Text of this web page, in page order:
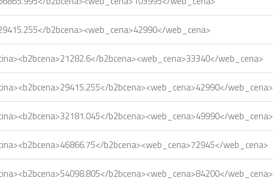
b2bcena><web_cena>42990</web_cena>
b2bcena><web_cena>33340</web_cena>
b2bcena><web_cena>42990</web_cena>
b2bcena><web_cena>49990</web_cena>
b2bcena><web_cena>72945</web_cena>
b2bcena><web_cena>84200</web_cena>